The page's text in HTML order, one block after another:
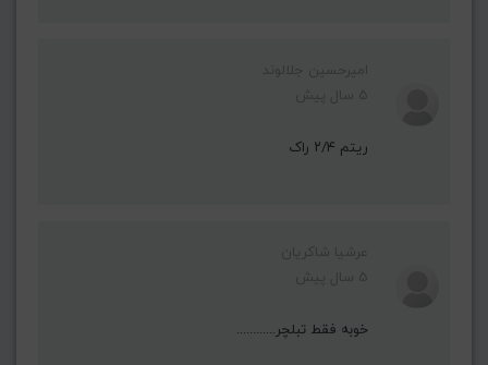
ریتم ۲/۴ راک
خوبه فقط تبلچر............